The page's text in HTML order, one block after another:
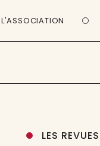
L'ASSOCIATION
LES REVUES